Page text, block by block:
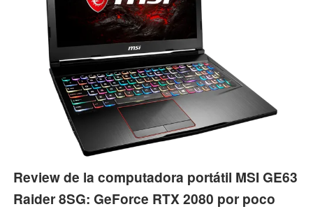
Review de la computadora portátil MSI GE63
Raider 8SG: GeForce RTX 2080 por poco